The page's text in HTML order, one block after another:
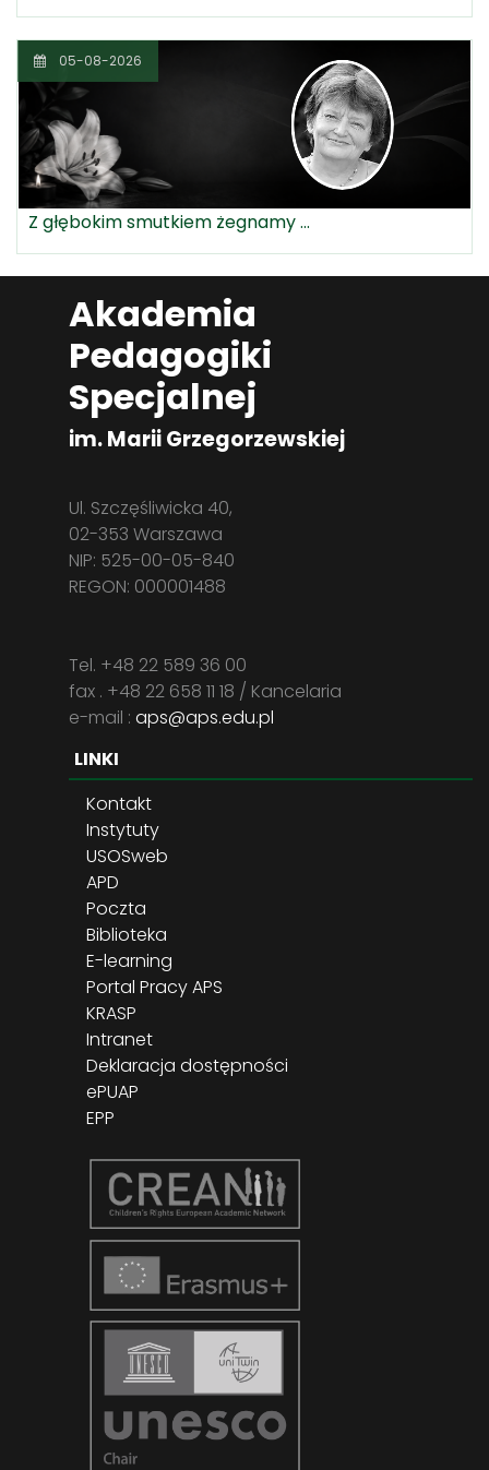
05-08-2026
Z głębokim smutkiem żegnamy ...
Akademia
Pedagogiki
Specjalnej
im. Marii Grzegorzewskiej
Ul. Szczęśliwicka 40,
02-353 Warszawa
NIP: 525-00-05-840
REGON: 000001488
Tel. +48 22 589 36 00
fax . +48 22 658 11 18 / Kancelaria
e-mail : aps@aps.edu.pl
LINKI
Kontakt
Instytuty
USOSweb
APD
Poczta
Biblioteka
E-learning
Portal Pracy APS
KRASP
Intranet
Deklaracja dostępności
ePUAP
EPP